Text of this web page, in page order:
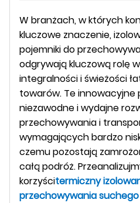
W branżach, w których
kluczowe znaczenie,
pojemniki do
odgrywają kluczową rolę
integralności i świeżości
towarów. Te innowacyjne
niezawodne i wydajne
przechowywania i
wymagających bardzo
czemu pozostają
całą podróż.
korzyścitermiczny
przechowywania